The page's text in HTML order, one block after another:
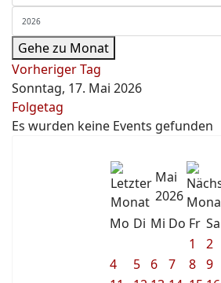
Gehe zu Monat
Vorheriger Tag
Sonntag, 17. Mai 2026
Folgetag
Es wurden keine Events gefunden
Mai
2026
Mo Di Mi Do Fr Sa
1
2
4
5 6 7 8 9